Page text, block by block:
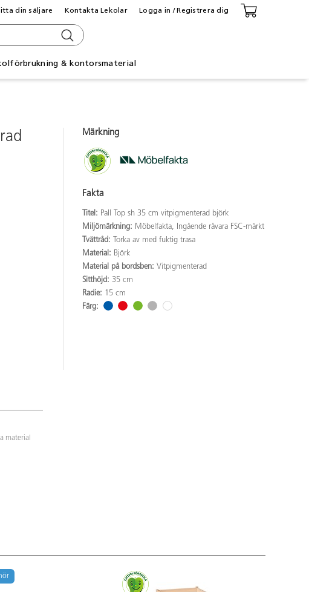
& kontorsmaterial
din säljare Kontakta Lekolar Logga in / Registrera dig
Märkning
Fakta
Titel: Pall Top sh 35 cm vitpigmenterad björk
Miljömärkning: Möbelfakta, Ingående råvara FSC-märkt
Tvättråd:
Torka av med fuktig trasa
Material: Björk
Material på bordsben: Vitpigmenterad
Sitthöjd: 35 cm
Radie: 15 cm
Färg:
material